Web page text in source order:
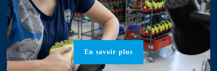
En savoir plus